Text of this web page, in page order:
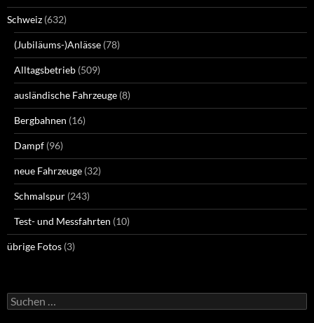
Schweiz (632)
(Jubiläums-)Anlässe (78)
Alltagsbetrieb (509)
ausländische Fahrzeuge (8)
Bergbahnen (16)
Dampf (96)
neue Fahrzeuge (32)
Schmalspur (243)
Test- und Messfahrten (10)
übrige Fotos (3)
Suchen
nach: